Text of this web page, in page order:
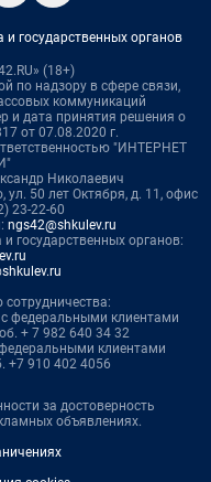
государственных органов
(18+)
по надзору в сфере связи,
коммуникаций
и дата принятия решения о
от 07.08.2020 г.
"ИНТЕРНЕТ
Николаевич
ул. 50 лет Октября, д. 11, офис
23-22-60
ngs42@shkulev.ru
государственных органов:
федеральными клиентами
+ 7 982 640 34 32
клиентами
+7 910 402 4056
за достоверность
объявлениях.